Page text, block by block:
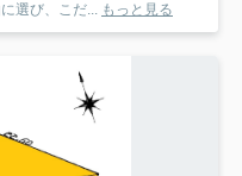
選び、こだ... もっと見る